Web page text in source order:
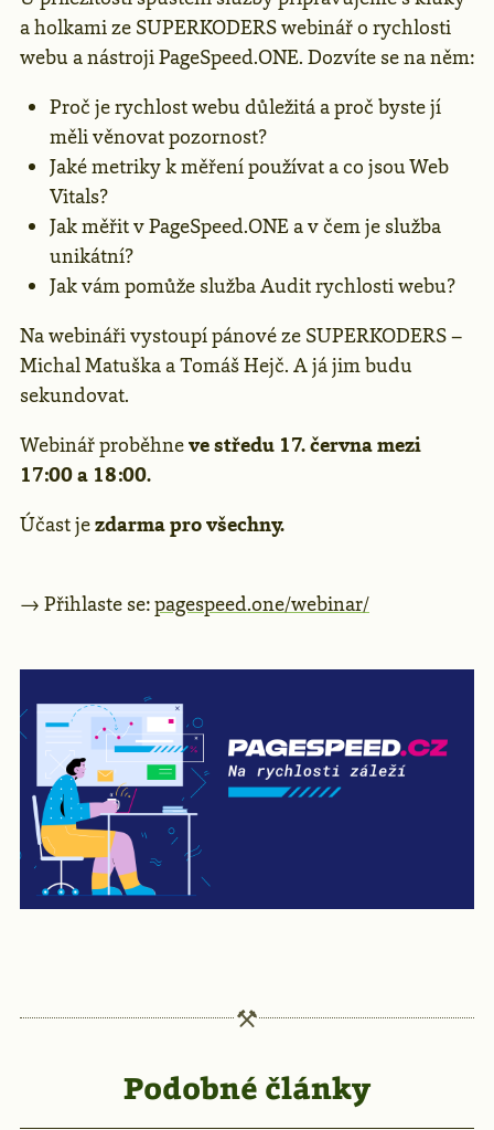
a holkami ze SUPERKODERS webinář o rychlosti
webu a nástroji PageSpeed.ONE. Dozvíte se na něm:
Proč je rychlost webu důležitá a proč byste jí
měli věnovat pozornost?
Jaké metriky k měření používat a co jsou Web
Vitals?
Jak měřit v PageSpeed.ONE a v čem je služba
unikátní?
Jak vám pomůže služba Audit rychlosti webu?
Na webináři vystoupí pánové ze SUPERKODERS –
Michal Matuška a Tomáš Hejč. A já jim budu
sekundovat.
Webinář proběhneve středu 17. června mezi
17:00 a 18:00.
Účast jezdarma pro všechny.
→ Přihlaste se:pagespeed.one/webinar/
Podobné články